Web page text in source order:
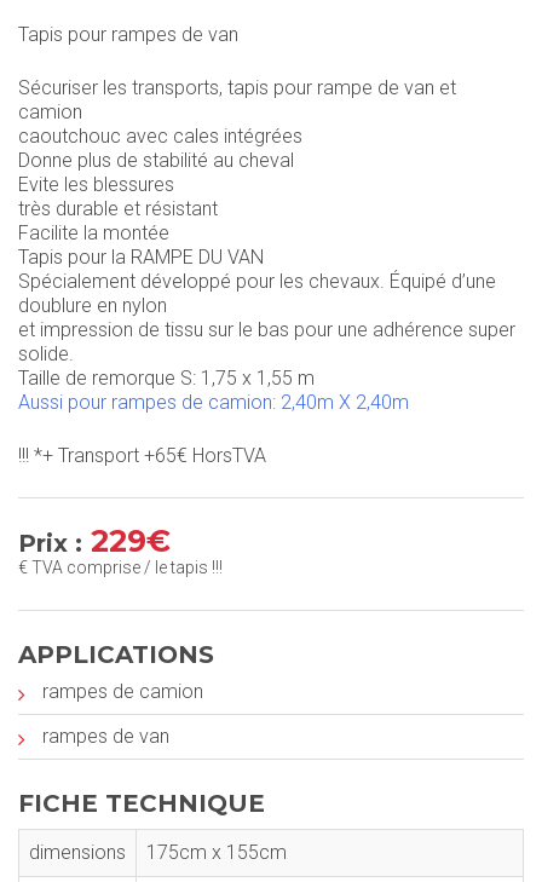
Tapis pour rampes de van
Sécuriser les transports, tapis pour rampe de van et
camion
caoutchouc avec cales intégrées
Donne plus de stabilité au cheval
Evite les blessures
très durable et résistant
Facilite la montée
Tapis pour la RAMPE DU VAN
Spécialement développé pour les chevaux. Équipé d’une
doublure en nylon
et impression de tissu sur le bas pour une adhérence super
solide.
Taille de remorque S: 1,75 x 1,55 m
Aussi pour rampes de camion: 2,40m X 2,40m
!!! *+ Transport +65€ HorsTVA
Prix : 229€
€ TVA comprise / le tapis !!!
APPLICATIONS
rampes de camion
rampes de van
FICHE TECHNIQUE
dimensions 175cm x 155cm